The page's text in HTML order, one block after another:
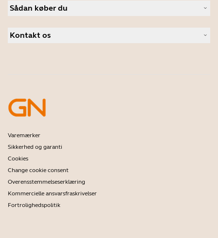
Nyheder og pressemeddelelser
Følg med på vores blog
Casestudier
Speakerphones
Personlige kameraer
Software
Sådan køber du
Distributører
Kontakt os
Udviklerprogram
Partnerprogram
Enterprises End-of-Life-politik
Varemærker
Sikkerhed og garanti
Cookies
Change cookie consent
Overensstemmelseserklæring
Kommercielle ansvarsfraskrivelser
Fortrolighedspolitik